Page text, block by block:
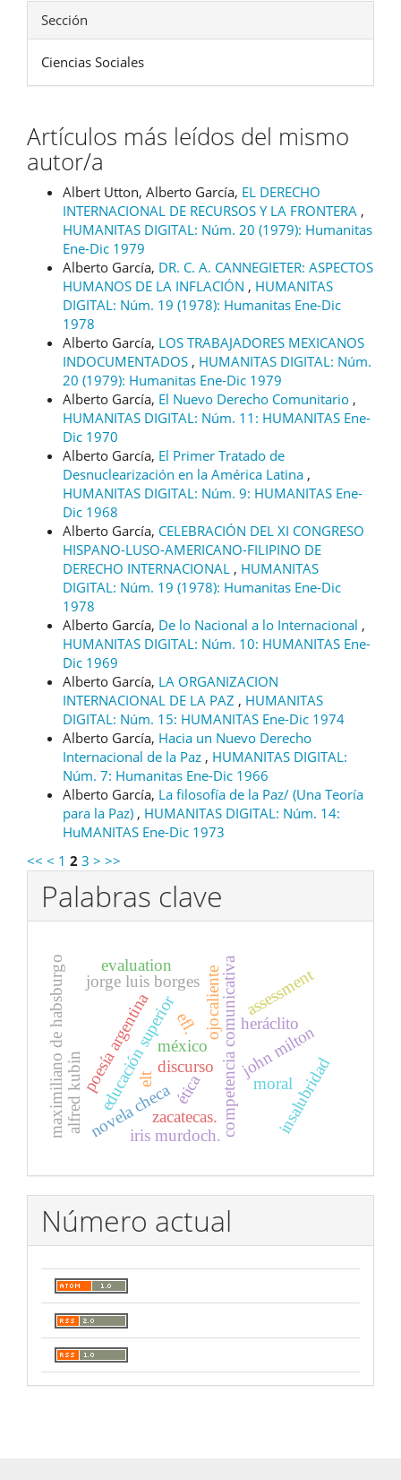
Sección
Ciencias Sociales
Artículos más leídos del mismo
autor/a
Albert Utton, Alberto García, EL DERECHO
INTERNACIONAL DE RECURSOS Y LA FRONTERA ,
HUMANITAS DIGITAL: Núm. 20 (1979): Humanitas
Ene-Dic 1979
Alberto García, DR. C. A. CANNEGIETER: ASPECTOS
HUMANOS DE LA INFLACIÓN , HUMANITAS
DIGITAL: Núm. 19 (1978): Humanitas Ene-Dic
1978
Alberto García, LOS TRABAJADORES MEXICANOS
INDOCUMENTADOS , HUMANITAS DIGITAL: Núm.
20 (1979): Humanitas Ene-Dic 1979
Alberto García, El Nuevo Derecho Comunitario ,
HUMANITAS DIGITAL: Núm. 11: HUMANITAS Ene-
Dic 1970
Alberto García, El Primer Tratado de
Desnuclearización en la América Latina ,
HUMANITAS DIGITAL: Núm. 9: HUMANITAS Ene-
Dic 1968
Alberto García, CELEBRACIÓN DEL XI CONGRESO
HISPANO-LUSO-AMERICANO-FILIPINO DE
DERECHO INTERNACIONAL , HUMANITAS
DIGITAL: Núm. 19 (1978): Humanitas Ene-Dic
1978
Alberto García, De lo Nacional a lo Internacional ,
HUMANITAS DIGITAL: Núm. 10: HUMANITAS Ene-
Dic 1969
Alberto García, LA ORGANIZACION
INTERNACIONAL DE LA PAZ , HUMANITAS
DIGITAL: Núm. 15: HUMANITAS Ene-Dic 1974
Alberto García, Hacia un Nuevo Derecho
Internacional de la Paz , HUMANITAS DIGITAL:
Núm. 7: Humanitas Ene-Dic 1966
Alberto García, La filosofía de la Paz/ (Una Teoría
para la Paz) , HUMANITAS DIGITAL: Núm. 14:
HuMANITAS Ene-Dic 1973
<< < 1 2 3 > >>
Palabras clave
discurso competencia comunicativa
educación superior
jorge luis borges
heráclito
john milton
poesía argentina ética moral
méxico
alfred kubinnovela checa
assessment
evaluation
elt
efl. ojocaliente
zacatecas.
maximiliano de habsburgo insalubridad
iris murdoch.
Número actual